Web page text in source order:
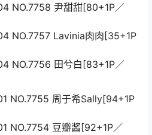
NO.7758 尹甜甜[80+1P／
NO.7757 Lavinia肉肉[35+1P
NO.7756 田兮白[83+1P／
NO.7755 周于希Sally[94+1P
NO.7754 豆瓣酱[92+1P／